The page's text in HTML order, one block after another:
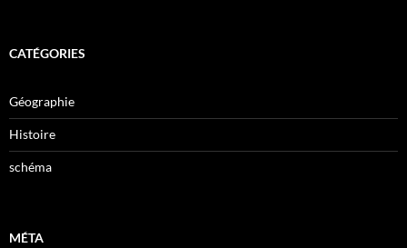
CATÉGORIES
Géographie
Histoire
schéma
MÉTA